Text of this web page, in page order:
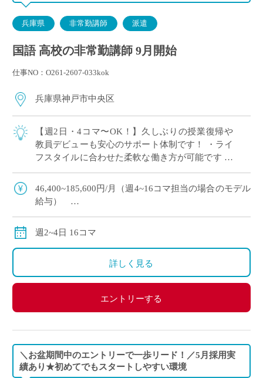
兵庫県 非常勤講師 派遣
国語 高校の非常勤講師 9月開始
仕事NO：O261-2607-033kok
兵庫県神戸市中央区
【週2日・4コマ〜OK！】久しぶりの授業復帰や
教員デビューも安心のサポート体制です！ ・ライ
フスタイルに合わせた柔軟な働き方が可能です ・
につけ教員としてワンランク上を目指し […]
46,400~185,600円/月（週4~16コマ担当の場合のモデル
給与）
週2~4日 16コマ
詳しく見る
エントリーする
＼お盆期間中のエントリーで一歩リード！／5月採用実
績あり★初めてでもスタートしやすい環境